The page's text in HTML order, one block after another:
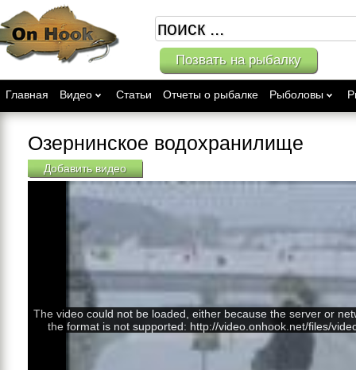
Позвать на рыбалку
Главная Видео Статьи Отчеты о рыбалке Рыболовы
Озернинское водохранилище
Добавить видео
The video could not be loaded, either because the server or
the format is not supported: http://video.onhook.net/files/